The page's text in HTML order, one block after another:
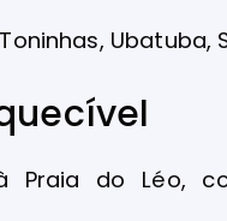
Ubatuba,
do Léo,